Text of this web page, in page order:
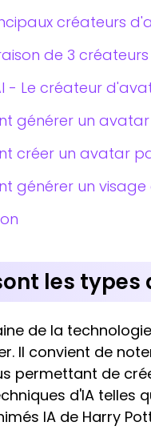
créateurs
de 3
- Le créateur
générer un
créer un avatar
générer un
les types
de la
Il convient de
permettant de
d'IA telles
IA de Harry